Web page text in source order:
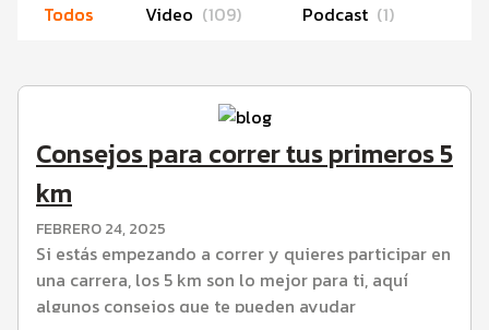
Todos Video (109) Podcast (1)
Consejos para correr tus primeros 5
km
FEBRERO 24, 2025
Si estás empezando a correr y quieres participar en
una carrera, los 5 km son lo mejor para ti, aquí
algunos consejos que te pueden ayudar